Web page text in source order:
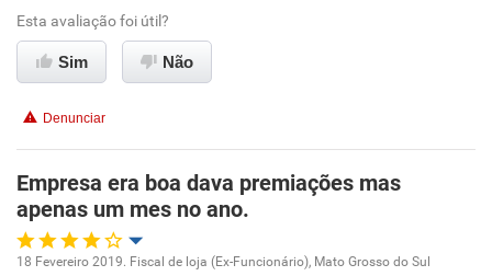
Recomenda esta empresa
Esta avaliação foi útil?
Sim Não
Denunciar
Empresa era boa dava premiações mas
apenas um mes no ano.
18 Fevereiro 2019. Fiscal de loja (Ex-Funcionário), Mato Grosso do Sul